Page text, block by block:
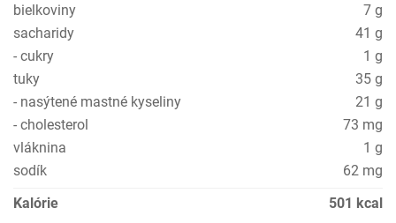
bielkoviny
7 g
sacharidy
41 g
- cukry
1 g
tuky
35 g
- nasýtené mastné kyseliny
21 g
- cholesterol
73 mg
vláknina
1 g
sodík
62 mg
Kalórie
501 kcal